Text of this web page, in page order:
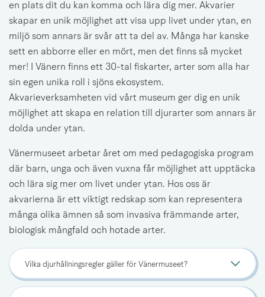
en plats dit du kan komma och lära dig mer. Akvarier
skapar en unik möjlighet att visa upp livet under ytan, en
miljö som annars är svår att ta del av. Många har kanske
sett en abborre eller en mört, men det finns så mycket
mer! I Vänern finns ett 30-tal fiskarter, arter som alla har
sin egen unika roll i sjöns ekosystem.
Akvarieverksamheten vid vårt museum ger dig en unik
möjlighet att skapa en relation till djurarter som annars är
dolda under ytan.
Vänermuseet arbetar året om med pedagogiska program
där barn, unga och även vuxna får möjlighet att upptäcka
och lära sig mer om livet under ytan. Hos oss är
akvarierna är ett viktigt redskap som kan representera
många olika ämnen så som invasiva främmande arter,
biologisk mångfald och hotade arter.
Vilka djurhållningsregler gäller för Vänermuseet?